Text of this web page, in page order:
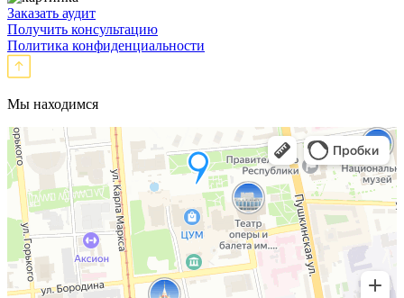
Заказать аудит
Получить консультацию
Политика конфиденциальности
Мы находимся